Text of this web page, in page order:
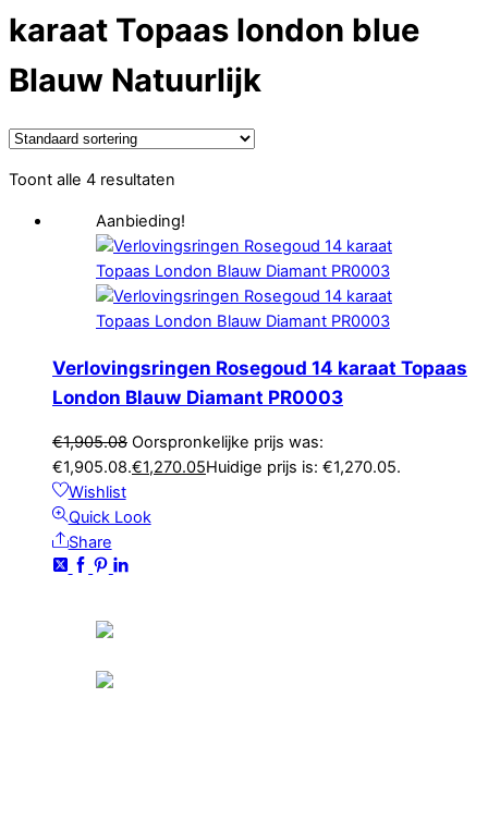
karaat Topaas london blue
Blauw Natuurlijk
Toont alle 4 resultaten
Aanbieding!
Verlovingsringen Rosegoud 14 karaat Topaas
London Blauw Diamant PR0003
€1,905.08 Oorspronkelijke prijs was:
€1,905.08.€1,270.05Huidige prijs is: €1,270.05.
Wishlist
Quick Look
Share